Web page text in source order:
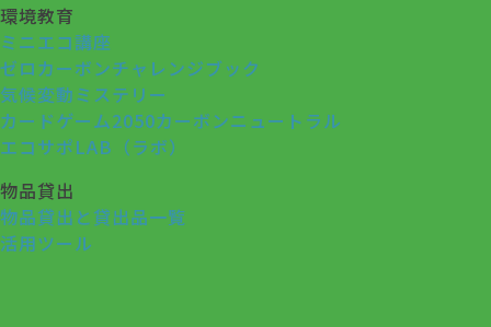
環境教育
ミニエコ講座
ゼロカーボンチャレンジブック
気候変動ミステリー
カードゲーム2050カーボンニュートラル
エコサポLAB（ラボ）
物品貸出
物品貸出と貸出品一覧
活用ツール